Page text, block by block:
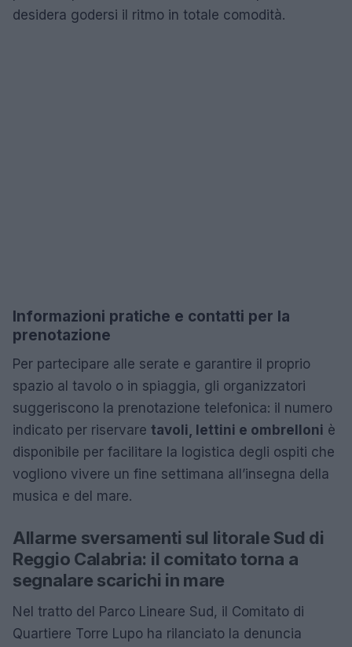
desidera godersi il ritmo in totale comodità.
Informazioni pratiche e contatti per la
prenotazione
Per partecipare alle serate e garantire il proprio
spazio al tavolo o in spiaggia, gli organizzatori
suggeriscono la prenotazione telefonica: il numero
indicato per riservare tavoli, lettini e ombrelloni è
disponibile per facilitare la logistica degli ospiti che
vogliono vivere un fine settimana all’insegna della
musica e del mare.
Allarme sversamenti sul litorale Sud di
Reggio Calabria: il comitato torna a
segnalare scarichi in mare
Nel tratto del Parco Lineare Sud, il Comitato di
Quartiere Torre Lupo ha rilanciato la denuncia